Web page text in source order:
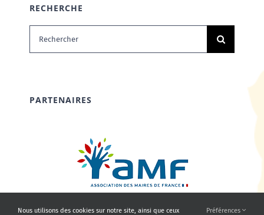
RECHERCHE
Rechercher:
PARTENAIRES
Nous utilisons des cookies sur notre site, ainsi que ceux Préférences